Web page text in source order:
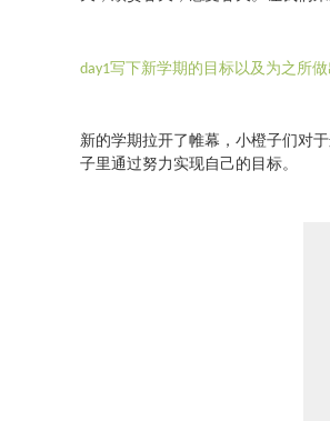
day1写下新学期的目标以及为之所做
新的学期拉开了帷幕，小橙子们对
子里通过努力实现自己的目标。